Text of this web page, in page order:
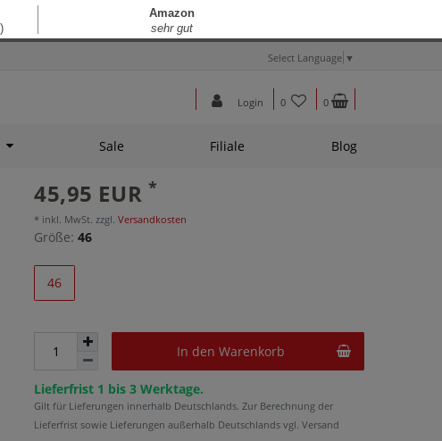
Select Language ▼
Login 0 0
Sale Filiale Blog
45,95 EUR *
* inkl. MwSt. zzgl. Versandkosten
Größe: 46
46
In den Warenkorb
Lieferfrist 1 bis 3 Werktage.
Gilt für Lieferungen innerhalb Deutschlands. Zur Berechnung der
Lieferfrist sowie Lieferungen außerhalb Deutschlands vgl. Versand